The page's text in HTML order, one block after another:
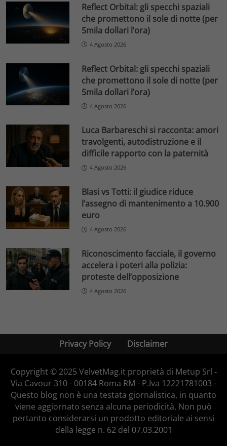
Reflect Orbital: gli specchi spaziali
che promettono il sole di notte (per
5mila dollari l’ora)
4 Agosto 2026
Reflect Orbital: gli specchi spaziali
che promettono il sole di notte (per
5mila dollari l’ora)
4 Agosto 2026
Luca Barbareschi si racconta: amori
travolgenti, autodistruzione e il
difficile rapporto con la paternità
4 Agosto 2026
Blasi vs Totti: il giudice riduce
l’assegno di mantenimento a 10.900
euro
4 Agosto 2026
Riconoscimento facciale, il governo
accelera i poteri alla polizia:
proteste dell’opposizione
4 Agosto 2026
Privacy Policy Disclaimer
Copyright © 2025 VelvetMag.it proprietà di Metup Srl -
Via Cavour 310 - 00184 Roma RM - P.Iva 12221781003 -
Questo blog non è una testata giornalistica, in quanto
viene aggiornato senza alcuna periodicità. Non può
pertanto considerarsi un prodotto editoriale ai sensi
della legge n. 62 del 07.03.2001